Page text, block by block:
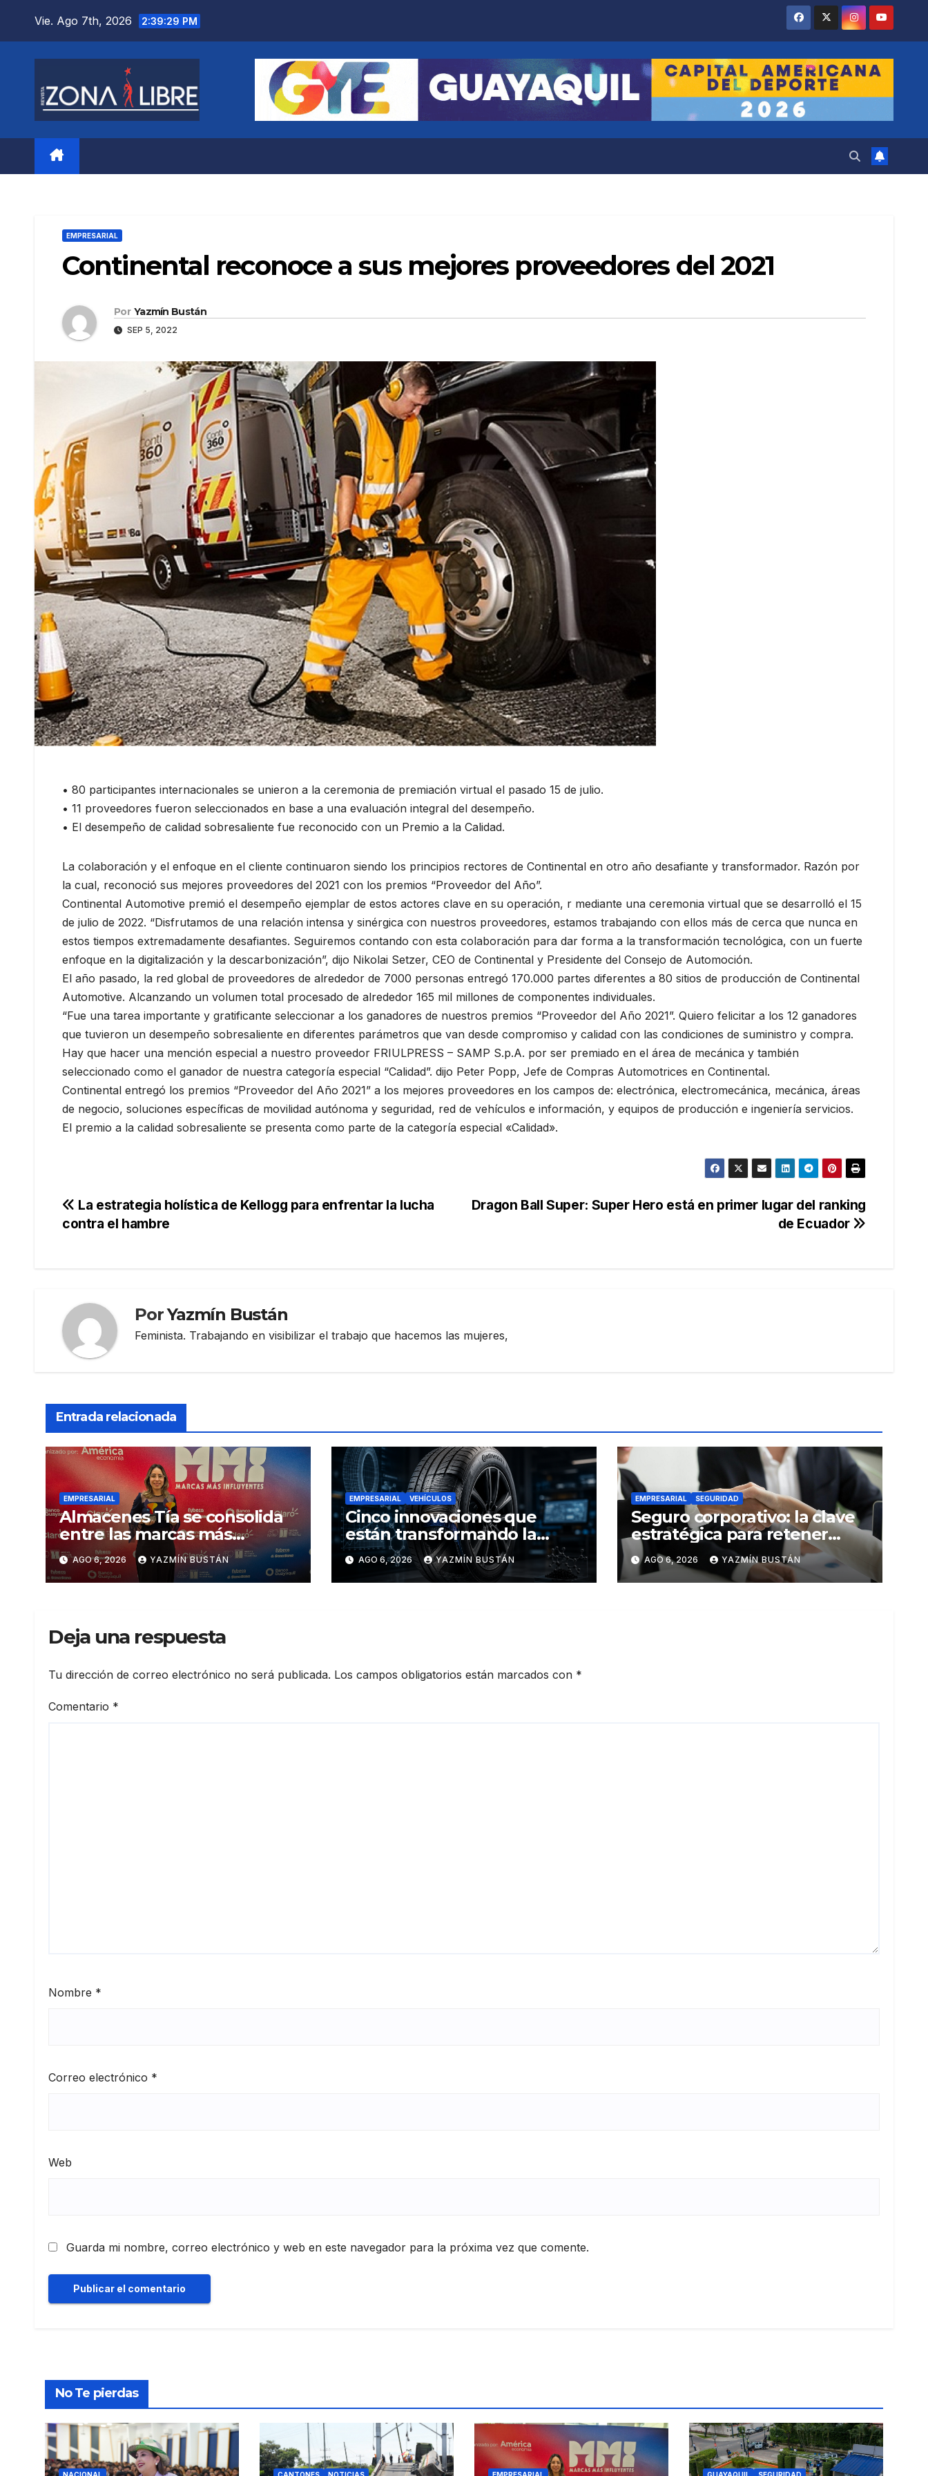
Vie. Ago 7th, 2026 2:39:30 PM
EMPRESARIAL
Continental reconoce a sus mejores proveedores del 2021
Por Yazmín Bustán
SEP 5, 2022
• 80 participantes internacionales se unieron a la ceremonia de premiación virtual el pasado 15 de julio.
• 11 proveedores fueron seleccionados en base a una evaluación integral del desempeño.
• El desempeño de calidad sobresaliente fue reconocido con un Premio a la Calidad.
La colaboración y el enfoque en el cliente continuaron siendo los principios rectores de Continental en otro año desafiante y transformador. Razón por
la cual, reconoció sus mejores proveedores del 2021 con los premios “Proveedor del Año”.
Continental Automotive premió el desempeño ejemplar de estos actores clave en su operación, r mediante una ceremonia virtual que se desarrolló el 15
de julio de 2022. “Disfrutamos de una relación intensa y sinérgica con nuestros proveedores, estamos trabajando con ellos más de cerca que nunca en
estos tiempos extremadamente desafiantes. Seguiremos contando con esta colaboración para dar forma a la transformación tecnológica, con un fuerte
enfoque en la digitalización y la descarbonización”, dijo Nikolai Setzer, CEO de Continental y Presidente del Consejo de Automoción.
El año pasado, la red global de proveedores de alrededor de 7000 personas entregó 170.000 partes diferentes a 80 sitios de producción de Continental
Automotive. Alcanzando un volumen total procesado de alrededor 165 mil millones de componentes individuales.
“Fue una tarea importante y gratificante seleccionar a los ganadores de nuestros premios “Proveedor del Año 2021”. Quiero felicitar a los 12 ganadores
que tuvieron un desempeño sobresaliente en diferentes parámetros que van desde compromiso y calidad con las condiciones de suministro y compra.
Hay que hacer una mención especial a nuestro proveedor FRIULPRESS – SAMP S.p.A. por ser premiado en el área de mecánica y también
seleccionado como el ganador de nuestra categoría especial “Calidad”. dijo Peter Popp, Jefe de Compras Automotrices en Continental.
Continental entregó los premios “Proveedor del Año 2021” a los mejores proveedores en los campos de: electrónica, electromecánica, mecánica, áreas
de negocio, soluciones específicas de movilidad autónoma y seguridad, red de vehículos e información, y equipos de producción e ingeniería servicios.
El premio a la calidad sobresaliente se presenta como parte de la categoría especial «Calidad».
Navegación
Dragon Ball Super: Super Hero está en primer lugar del ranking
de Ecuador
La estrategia holística de Kellogg para enfrentar la lucha
contra el hambre
PorYazmín Bustán
Feminista. Trabajando en visibilizar el trabajo que hacemos las mujeres,
Entrada relacionada
EMPRESARIAL
Almacenes Tía se consolida
entre las marcas más
influyentes del Ecuador
AGO 6, 2026 YAZMÍN BUSTÁN
EMPRESARIAL VEHÍCULOS
Cinco innovaciones que
están transformando la
industria de los neumáticos y
redefinen el futuro de la
movilidad
AGO 6, 2026 YAZMÍN BUSTÁN
EMPRESARIAL SEGURIDAD
Seguro corporativo: la clave
estratégica para retener
talento en Ecuador
AGO 6, 2026 YAZMÍN BUSTÁN
Deja una respuesta
Tu dirección de correo electrónico no será publicada. Los campos obligatorios están marcados con *
Comentario *
Nombre *
Correo electrónico *
Web
Guarda mi nombre, correo electrónico y web en este navegador para la próxima vez que comente.
No Te pierdas